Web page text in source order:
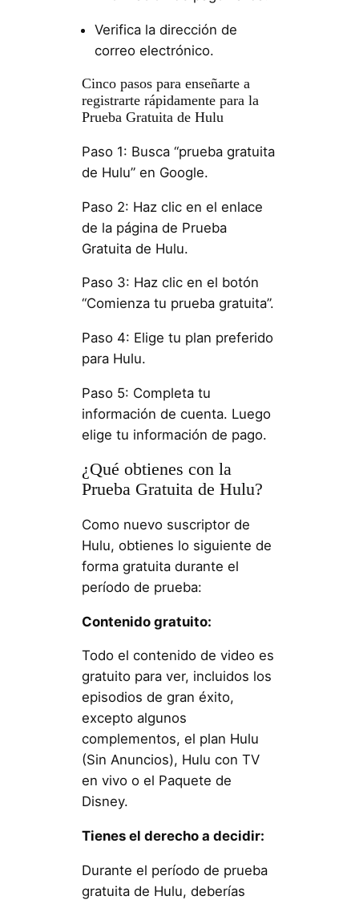
Verifica la dirección de
correo electrónico.
Cinco pasos para enseñarte a
registrarte rápidamente para la
Prueba Gratuita de Hulu
Paso 1: Busca “prueba gratuita
de Hulu” en Google.
Paso 2: Haz clic en el enlace
de la página de Prueba
Gratuita de Hulu.
Paso 3: Haz clic en el botón
“Comienza tu prueba gratuita”.
Paso 4: Elige tu plan preferido
para Hulu.
Paso 5: Completa tu
información de cuenta. Luego
elige tu información de pago.
¿Qué obtienes con la
Prueba Gratuita de Hulu?
Como nuevo suscriptor de
Hulu, obtienes lo siguiente de
forma gratuita durante el
período de prueba:
Contenido gratuito:
Todo el contenido de video es
gratuito para ver, incluidos los
episodios de gran éxito,
excepto algunos
complementos, el plan Hulu
(Sin Anuncios), Hulu con TV
en vivo o el Paquete de
Disney.
Tienes el derecho a decidir:
Durante el período de prueba
gratuita de Hulu, deberías